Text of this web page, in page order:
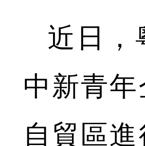
近日，
中新青
自貿區